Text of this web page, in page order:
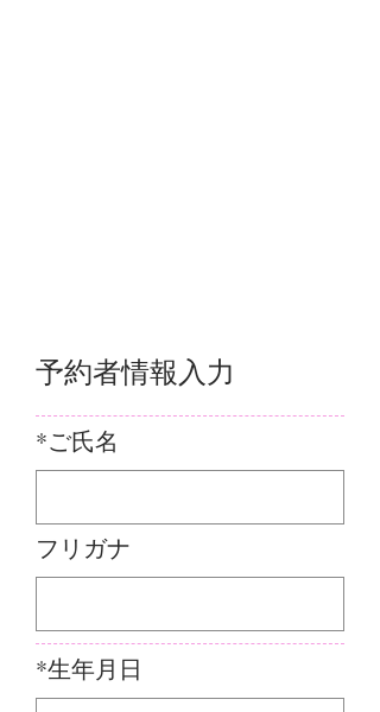
予約者情報入力
*ご氏名
フリガナ
*生年月日